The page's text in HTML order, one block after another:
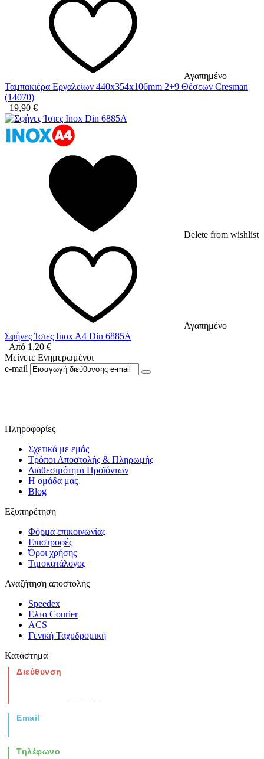
Αγαπημένο
Ταμπακιέρα Εργαλείων 440x354x106mm 2+9 Θέσεων Cresman
(14070)
19,90 €
Delete from wishlist
Αγαπημένο
Σφήνες Ίσιες Inox A4 Din 6885A
Από 1,20 €
Μείνετε Ενημερωμένοι
e-mail
Πληροφορίες
Σχετικά με εμάς
Τρόποι Αποστολής & Πληρωμής
Διαθεσιμότητα Προϊόντων
Η ομάδα μας
Blog
Εξυπηρέτηση
Φόρμα επικοινωνίας
Επιστροφές
Όροι χρήσης
Τιμοκατάλογος
Αναζήτηση αποστολής
Speedex
Ελτα Courier
ACS
Γενική Ταχυδρομική
Κατάστημα
Διεύθυνση
Email
Τηλέφωνο